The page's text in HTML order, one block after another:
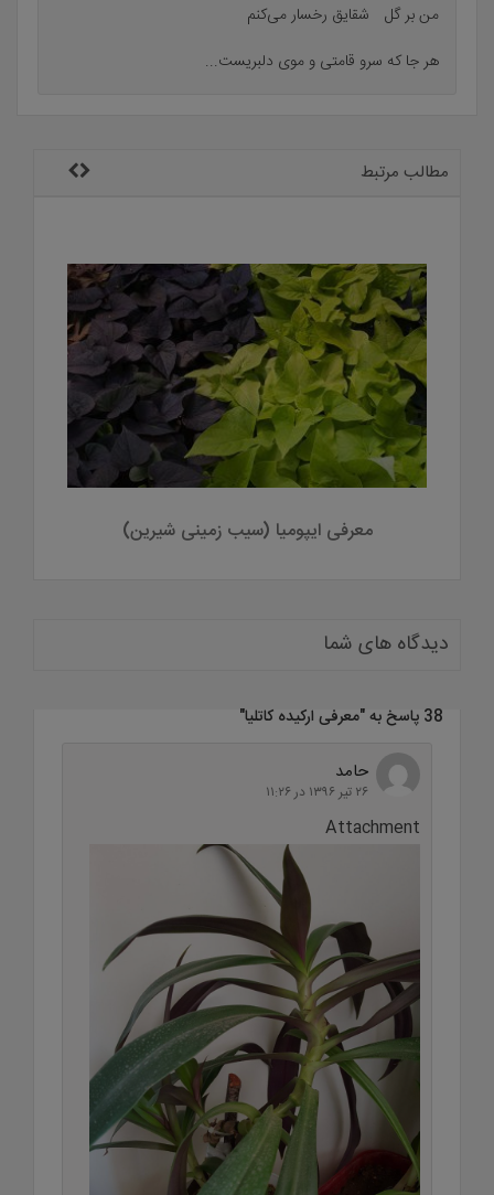
من بر گل
شقایق رخسار می‌کنم
هر جا که سرو قامتی و موی دلبریست...
مطالب مرتبط
معرفی ایپومیا (سیب زمینی شیرین)
دیدگاه های شما
38 پاسخ به " معرفی ارکیده کاتلیا"
حامد
۲۶ تیر ۱۳۹۶ در ۱۱:۲۶
Attachment